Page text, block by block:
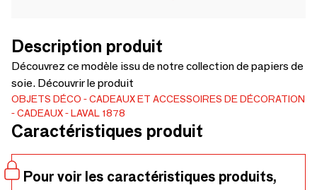
Description produit
Découvrez ce modèle issu de notre collection de papiers de
soie. Découvrir le produit
OBJETS DÉCO
CADEAUX ET ACCESSOIRES DE DÉCORATION
CADEAUX
LAVAL 1878
Caractéristiques produit
Pour voir les caractéristiques produits,